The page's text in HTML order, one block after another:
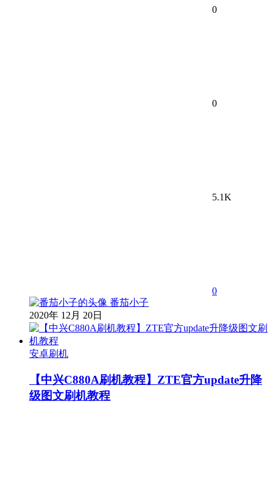
0
0
5.1K
0
番茄小子
2020年 12月 20日
安卓刷机
【中兴C880A刷机教程】ZTE官方update升降
级图文刷机教程